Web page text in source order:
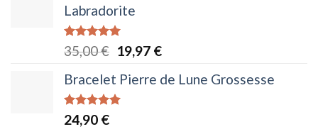
Labradorite
Note5.00
sur 5
35,00€ Le
initial
était :
19,97 €Le
actuel
Bracelet Pierre de Lune Grossesse
Note4.95
sur 5
24,90 €